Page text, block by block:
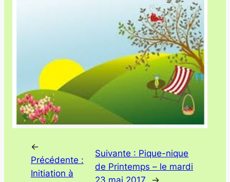
←
Précédente :
Initiation à
Suivante : Pique-nique
de Printemps – le mardi